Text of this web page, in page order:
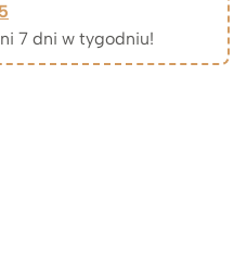
7 dni w tygodniu!